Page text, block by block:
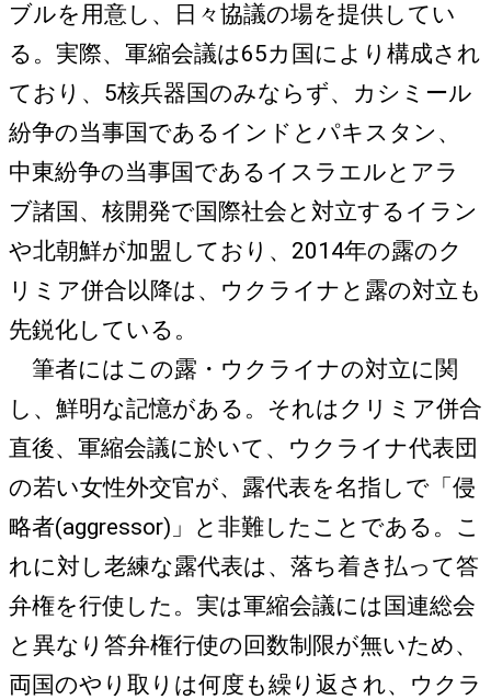
ブルを用意し、日々協議の場を提供してい
る。実際、軍縮会議は65カ国により構成され
ており、5核兵器国のみならず、カシミール
紛争の当事国であるインドとパキスタン、
中東紛争の当事国であるイスラエルとアラ
ブ諸国、核開発で国際社会と対立するイラン
や北朝鮮が加盟しており、2014年の露のク
リミア併合以降は、ウクライナと露の対立も
先鋭化している。
筆者にはこの露・ウクライナの対立に関
し、鮮明な記憶がある。それはクリミア併合
直後、軍縮会議に於いて、ウクライナ代表団
の若い女性外交官が、露代表を名指しで「侵
略者(aggressor)」と非難したことである。こ
れに対し老練な露代表は、落ち着き払って答
弁権を行使した。実は軍縮会議には国連総会
と異なり答弁権行使の回数制限が無いため、
両国のやり取りは何度も繰り返され、ウクラ